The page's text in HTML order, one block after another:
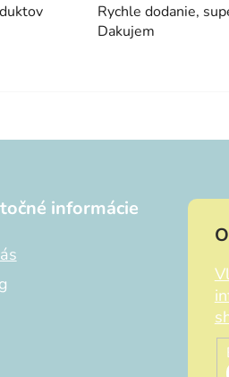
Rychle dodanie,
Dakujem
informácie